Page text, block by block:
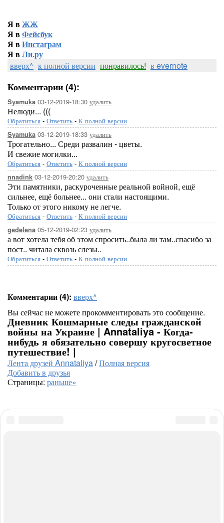
Я вЖЖ
Я вФейсбук
Я вИнстаграм
Я вЛи.ру
вверх^ к полной версии понравилось! в evernote
Комментарии (4):
Syamuka 03-12-2019-18:30 удалить
Нелюди... (((
Обратиться - Ответить - К полной версии
Syamuka 03-12-2019-18:33 удалить
Трогательно... Среди развалин - цветы.
И свежие могилки...
Обратиться - Ответить - К полной версии
nnadink 03-12-2019-20:20 удалить
Эти памятники, раскуроченные реальной войной, ещё
сильнее, ещё больнее... они стали настоящими.
Только от этого никому не легче.
Обратиться - Ответить - К полной версии
gedelena 05-12-2019-02:23 удалить
а вот хотела тебя об этом спросить..была ли там..спасибо за
пост.. читала сквозь слезы..
Обратиться - Ответить - К полной версии
Комментарии (4): вверх^
Вы сейчас не можете прокомментировать это сообщение.
Дневник Кошмарные следы гражданской
войны на Украине | Annataliya - Когда-
нибудь я обязательно совершу кругосветное
путешествие! |
Лента друзей Annataliya/Полная версия
Добавить в друзья
Страницы: раньше»